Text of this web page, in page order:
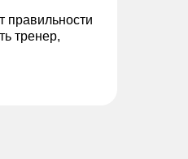
правильности
тренер,